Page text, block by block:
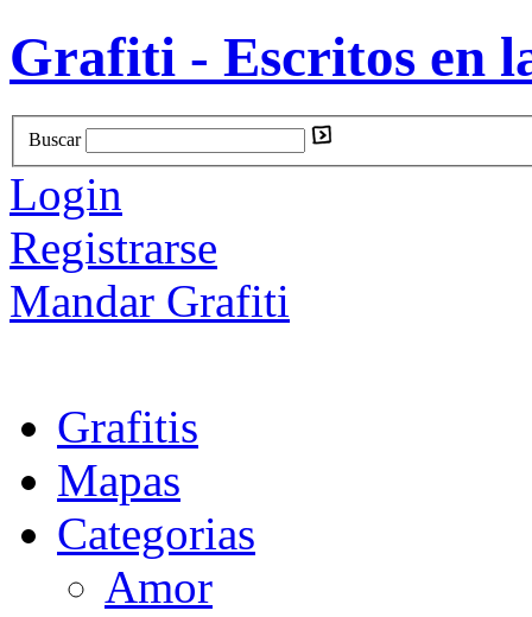
Grafiti - Escritos en
Buscar
Login
Registrarse
Mandar Grafiti
Grafitis
Mapas
Categorias
Amor